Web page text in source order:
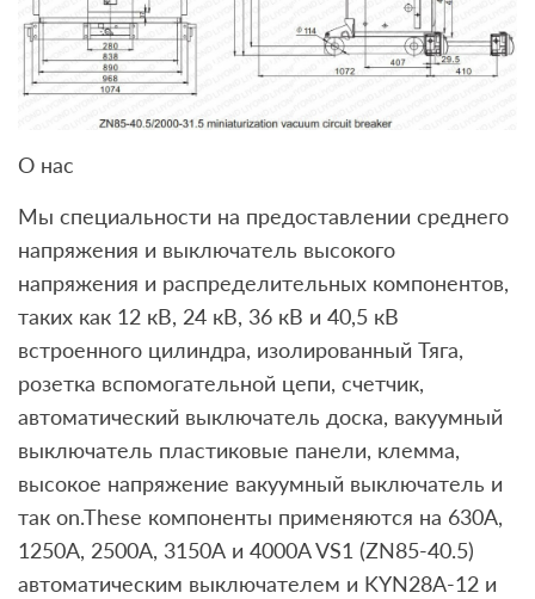
О нас
Мы специальности на предоставлении среднего
напряжения и выключатель высокого
напряжения и распределительных компонентов,
таких как 12 кВ, 24 кВ, 36 кВ и 40,5 кВ
встроенного цилиндра, изолированный Тяга,
розетка вспомогательной цепи, счетчик,
автоматический выключатель доска, вакуумный
выключатель пластиковые панели, клемма,
высокое напряжение вакуумный выключатель и
так on.These компоненты применяются на 630А,
1250А, 2500А, 3150А и 4000A VS1 (ZN85-40.5)
автоматическим выключателем и KYN28A-12 и